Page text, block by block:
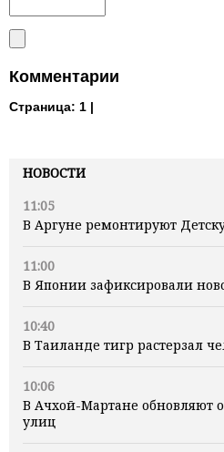
НОВОСТИ
11:05
В Аргуне ремонтируют
11:00
В Японии зафиксировали
10:40
В Таиланде тигр растерзал
10:06
В Ачхой-Мартане обновляют
улиц
Комментарии
Страница: 1 |